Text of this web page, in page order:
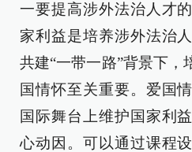
一要提高涉外法治人才
家利益是培养涉外法治
共建“一带一路”背景下，
国情怀至关重要。爱国
国际舞台上维护国家利
心动因。可以通过课程